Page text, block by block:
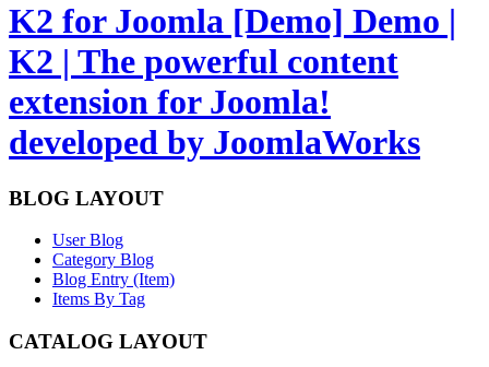
K2 for Joomla [Demo] Demo |
K2 | The powerful content
extension for Joomla!
developed by JoomlaWorks
BLOG LAYOUT
User Blog
Category Blog
Blog Entry (Item)
Items By Tag
CATALOG LAYOUT